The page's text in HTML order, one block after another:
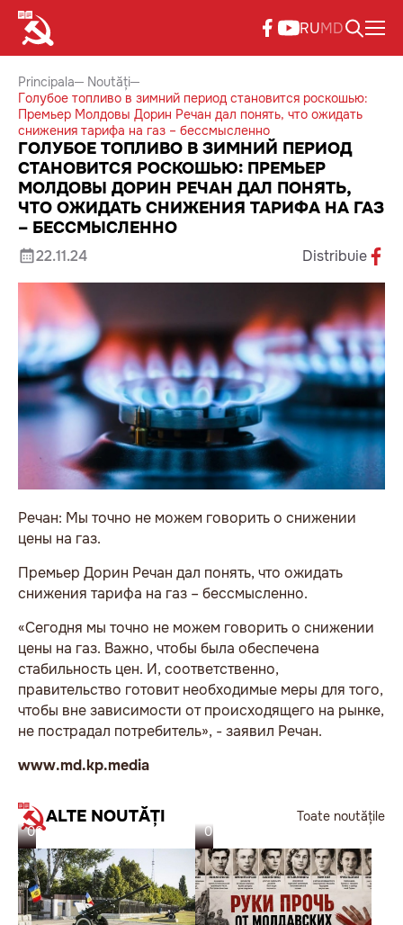
RUMD
Principala
Noutăți
Голубое топливо в зимний период становится роскошью:
Премьер Молдовы Дорин Речан дал понять, что ожидать
снижения тарифа на газ – бессмысленно
ГОЛУБОЕ ТОПЛИВО В ЗИМНИЙ ПЕРИОД
СТАНОВИТСЯ РОСКОШЬЮ: ПРЕМЬЕР
МОЛДОВЫ ДОРИН РЕЧАН ДАЛ ПОНЯТЬ,
ЧТО ОЖИДАТЬ СНИЖЕНИЯ ТАРИФА НА ГАЗ
– БЕССМЫСЛЕННО
22.11.24 Distribuie
Речан: Мы точно не можем говорить о снижении
цены на газ.
Премьер Дорин Речан дал понять, что ожидать
снижения тарифа на газ – бессмысленно.
«Сегодня мы точно не можем говорить о снижении
цены на газ. Важно, чтобы была обеспечена
стабильность цен. И, соответственно,
правительство готовит необходимые меры для того,
чтобы вне зависимости от происходящего на рынке,
не пострадал потребитель», - заявил Речан.
www.md.kp.media
ALTE NOUTĂȚI
Toate noutățile
06.08.26
05.08.26